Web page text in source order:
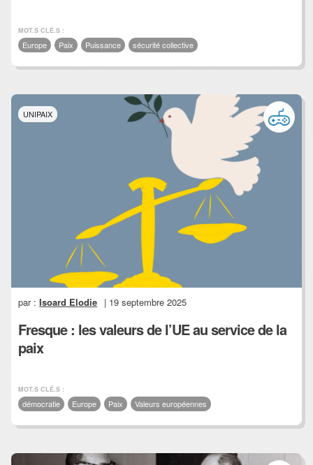
MOT.S CLÉ.S :
Europe Paix Puissance sécurité collective
UNIPAIX
par :Isoard Elodie | 19 septembre 2025
Fresque : les valeurs de l’UE au service de la
paix
MOT.S CLÉ.S :
démocratie Europe Paix Valeurs européennes